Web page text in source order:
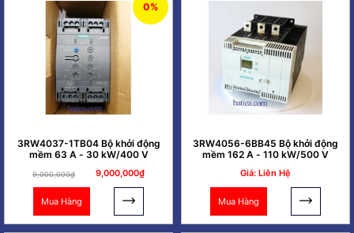
0%
3RW4037-1TB04 Bộ khởi động
mềm 63 A - 30 kW/400 V
9,000,000₫ 9,000,000₫
Mua Hàng
3RW4056-6BB45 Bộ khởi động
mềm 162 A - 110 kW/500 V
Giá: Liên Hệ
Mua Hàng